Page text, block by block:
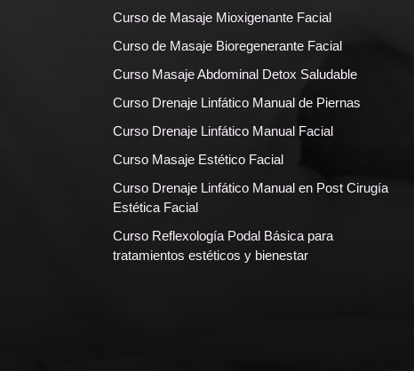
Curso de Masaje Mioxigenante Facial
Curso de Masaje Bioregenerante Facial
Curso Masaje Abdominal Detox Saludable
Curso Drenaje Linfático Manual de Piernas
Curso Drenaje Linfático Manual Facial
Curso Masaje Estético Facial
Curso Drenaje Linfático Manual en Post Cirugía
Estética Facial
Curso Reflexología Podal Básica para
tratamientos estéticos y bienestar